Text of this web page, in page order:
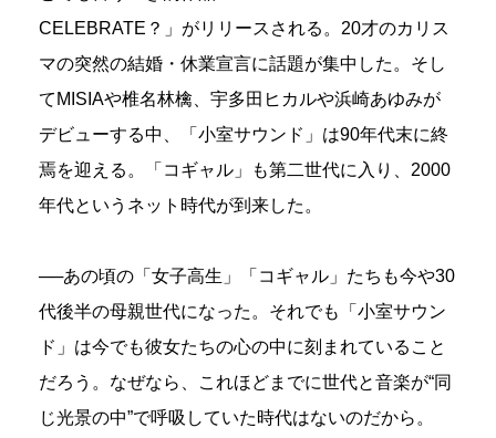
CELEBRATE？」がリリースされる。20才のカリス
マの突然の結婚・休業宣言に話題が集中した。そし
てMISIAや椎名林檎、宇多田ヒカルや浜崎あゆみが
デビューする中、「小室サウンド」は90年代末に終
焉を迎える。「コギャル」も第二世代に入り、2000
年代というネット時代が到来した。
──あの頃の「女子高生」「コギャル」たちも今や30
代後半の母親世代になった。それでも「小室サウン
ド」は今でも彼女たちの心の中に刻まれていること
だろう。なぜなら、これほどまでに世代と音楽が“同
じ光景の中”で呼吸していた時代はないのだから。